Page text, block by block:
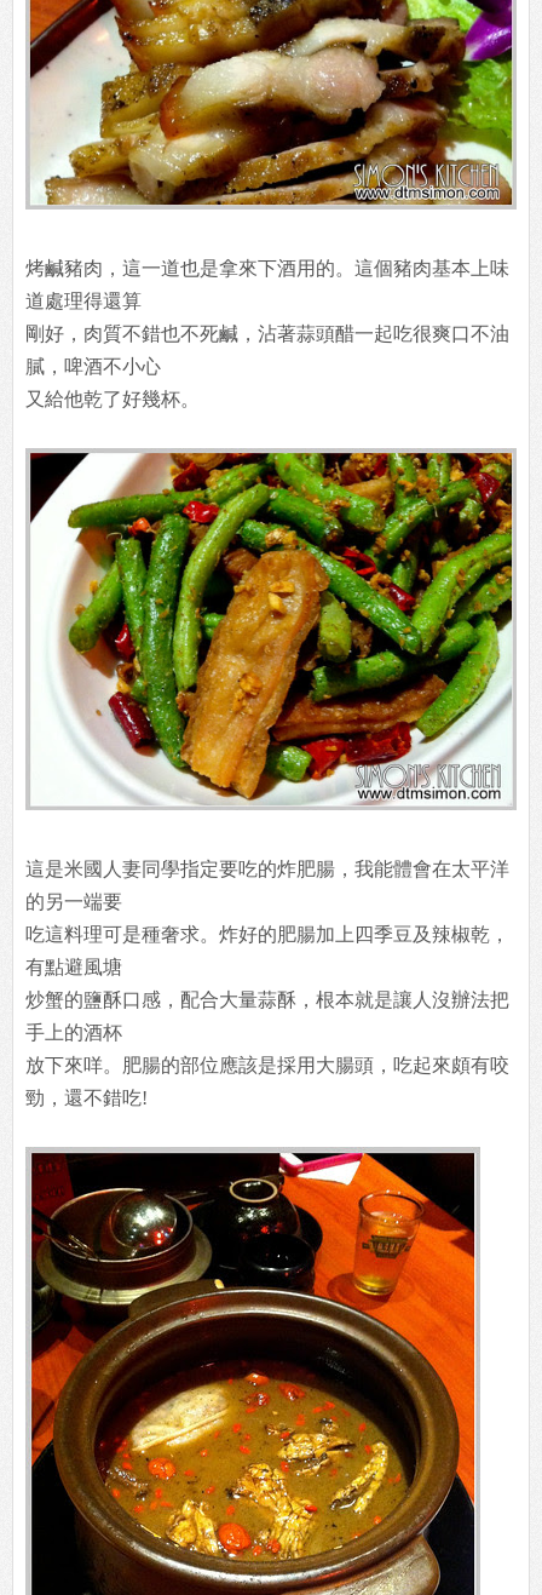
烤鹹豬肉，這一道也是拿來下酒用的。這個豬肉基本上味
道處理得還算
剛好，肉質不錯也不死鹹，沾著蒜頭醋一起吃很爽口不油
膩，啤酒不小心
又給他乾了好幾杯。
這是米國人妻同學指定要吃的炸肥腸，我能體會在太平洋
的另一端要
吃這料理可是種奢求。炸好的肥腸加上四季豆及辣椒乾，
有點避風塘
炒蟹的鹽酥口感，配合大量蒜酥，根本就是讓人沒辦法把
手上的酒杯
放下來咩。肥腸的部位應該是採用大腸頭，吃起來頗有咬
勁，還不錯吃!